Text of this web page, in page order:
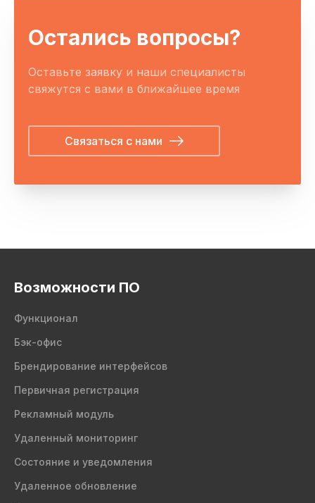
Остались вопросы?
Оставьте заявку и наши специалисты
свяжутся с вами в ближайшее время
Связаться с нами
Возможности ПО
Функционал
Бэк-офис
Брендирование интерфейсов
Первичная регистрация
Рекламный модуль
Удаленный мониторинг
Состояние и уведомления
Удаленное обновление